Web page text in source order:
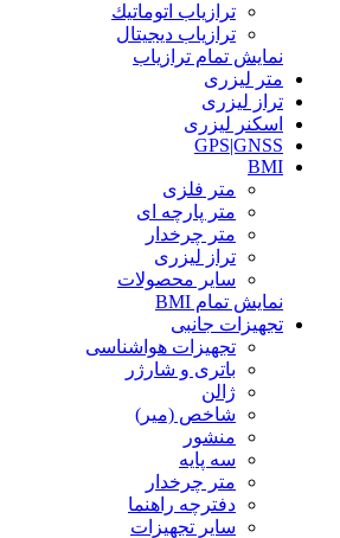
ترازياب اتوماتيك
ترازياب دیجیتال
نمایش تمام ترازياب
متر لیزری
تراز لیزری
اسکنر لیزری
GPS|GNSS
BMI
متر فلزی
متر پارچه ای
متر چرخدار
تراز لیزری
سایر محصولات
نمایش تمام BMI
تجهیزات جانبی
تجهیزات هواشناسی
باتری و شارژر
ژالن
شاخص (میر)
منشور
سه پایه
متر چرخدار
دفترچه راهنما
سایر تجهیزات